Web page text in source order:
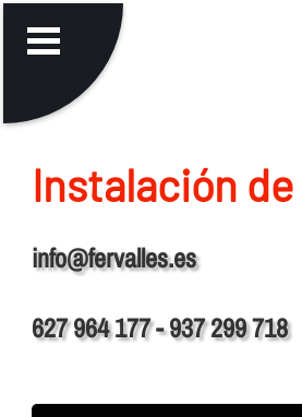
Instalación
info@fervalles.es
627 964 177 - 937 299 718